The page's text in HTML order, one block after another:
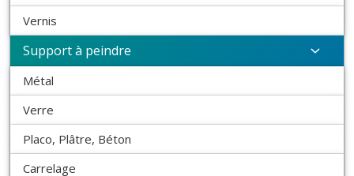
Vernis
Support à peindre
Métal
Verre
Placo, Plâtre, Béton
Carrelage